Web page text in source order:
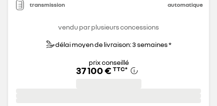
transmission automatique
vendu par plusieurs concessions
délai moyen de livraison: 3 semaines *
prix conseillé
37 100 € TTC*